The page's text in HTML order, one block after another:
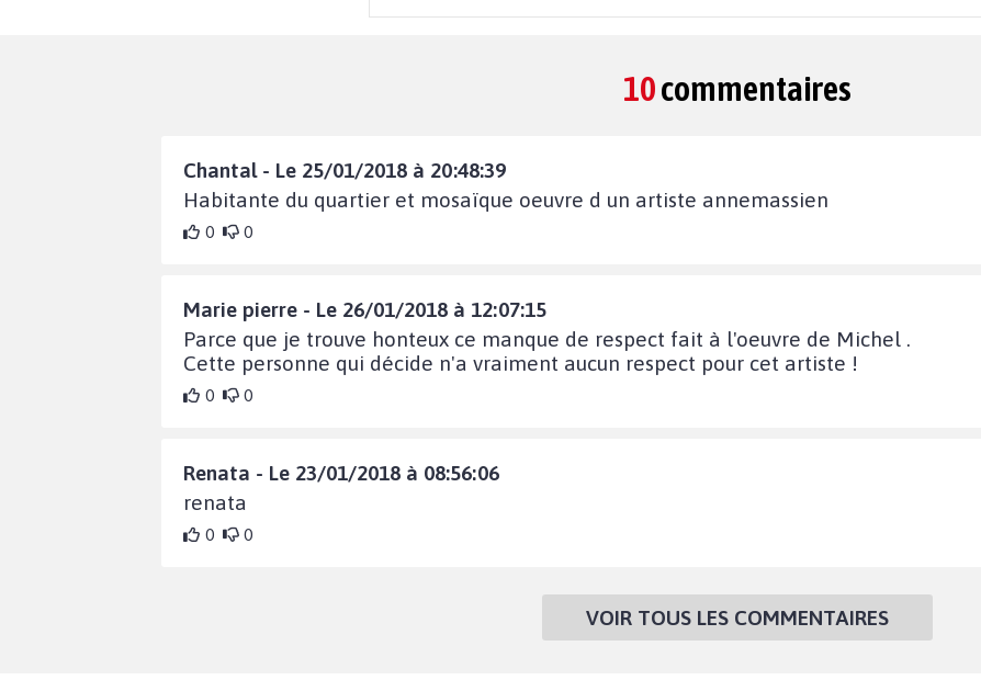
10commentaires
Chantal - Le 25/01/2018 à 20:48:39
Habitante du quartier et mosaïque oeuvre d un artiste annemassien
0 0
Marie pierre - Le 26/01/2018 à 12:07:15
Parce que je trouve honteux ce manque de respect fait à l'oeuvre de Michel .
Cette personne qui décide n'a vraiment aucun respect pour cet artiste !
0 0
Renata - Le 23/01/2018 à 08:56:06
renata
0 0
VOIR TOUS LES COMMENTAIRES